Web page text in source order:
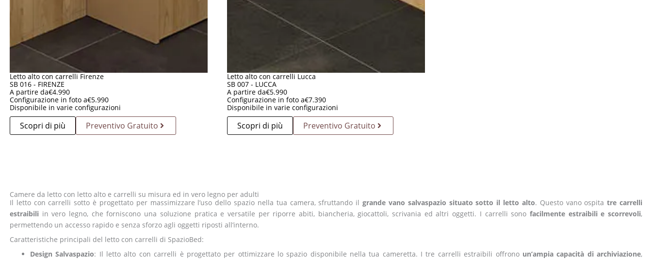
Letto alto con carrelli Firenze
SB 016 - FIRENZE
A partire da€4.990
Configurazione in foto a€5.990
Disponibile in varie configurazioni
Scopri di più Preventivo Gratuito
Letto alto con carrelli Lucca
SB 007 - LUCCA
A partire da€5.990
Configurazione in foto a€7.390
Disponibile in varie configurazioni
Scopri di più Preventivo Gratuito
Camere da letto con letto alto e carrelli su misura ed in vero legno per adulti
Il letto con carrelli sotto è progettato per massimizzare l’uso dello spazio nella tua camera, sfruttando ilgrande vano salvaspazio situato sotto il letto alto. Questo vano ospitatre carrelli
estraibili in vero legno, che forniscono una soluzione pratica e versatile per riporre abiti, biancheria, giocattoli, scrivania ed altri oggetti. I carrelli sono facilmente estraibili e scorrevoli,
permettendo un accesso rapido e senza sforzo agli oggetti riposti all’interno.
Caratteristiche principali del letto con carrelli di SpazioBed:
Design Salvaspazio: Il letto alto con carrelli è progettato per ottimizzare lo spazio disponibile nella tua cameretta. I tre carrelli estraibili offrono un’ampia capacità di archiviazione,